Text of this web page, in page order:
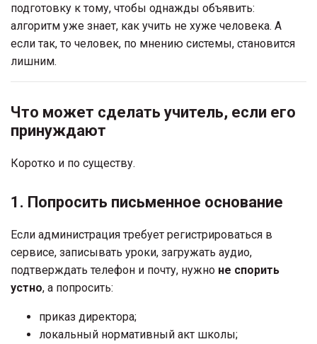
подготовку к тому, чтобы однажды объявить:
алгоритм уже знает, как учить не хуже человека. А
если так, то человек, по мнению системы, становится
лишним.
Что может сделать учитель, если его
принуждают
Коротко и по существу.
1. Попросить письменное основание
Если администрация требует регистрироваться в
сервисе, записывать уроки, загружать аудио,
подтверждать телефон и почту, нужно не спорить
устно, а попросить:
приказ директора;
локальный нормативный акт школы;